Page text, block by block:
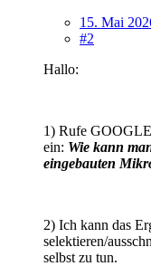
15. Mai
#2
Hallo:
1) Rufe
ein: Wie kann
eingebauten
2) Ich kann das
selektieren/
selbst zu tun.